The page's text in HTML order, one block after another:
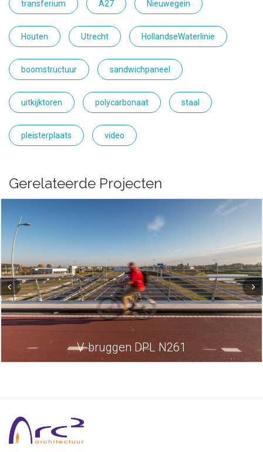
transferium A27 Nieuwegein
Houten Utrecht HollandseWaterlinie
boomstructuur sandwichpaneel
uitkijktoren polycarbonaat staal
pleisterplaats video
Gerelateerde Projecten
V-bruggen DPL N261